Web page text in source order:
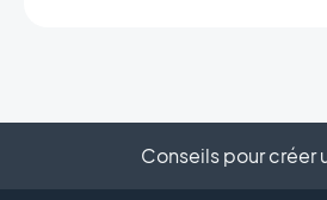
Conseils pour créer